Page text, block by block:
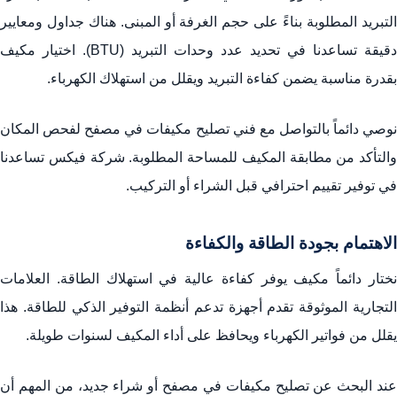
التبريد المطلوبة بناءً على حجم الغرفة أو المبنى. هناك جداول ومعايير
دقيقة تساعدنا في تحديد عدد وحدات التبريد (BTU). اختيار مكيف
بقدرة مناسبة يضمن كفاءة التبريد ويقلل من استهلاك الكهرباء.
نوصي دائماً بالتواصل مع فني تصليح مكيفات في مصفح لفحص المكان
والتأكد من مطابقة المكيف للمساحة المطلوبة. شركة فيكس تساعدنا
في توفير تقييم احترافي قبل الشراء أو التركيب.
الاهتمام بجودة الطاقة والكفاءة
نختار دائماً مكيف يوفر كفاءة عالية في استهلاك الطاقة. العلامات
التجارية الموثوقة تقدم أجهزة تدعم أنظمة التوفير الذكي للطاقة. هذا
يقلل من فواتير الكهرباء ويحافظ على أداء المكيف لسنوات طويلة.
عند البحث عن تصليح مكيفات في مصفح أو شراء جديد، من المهم أن